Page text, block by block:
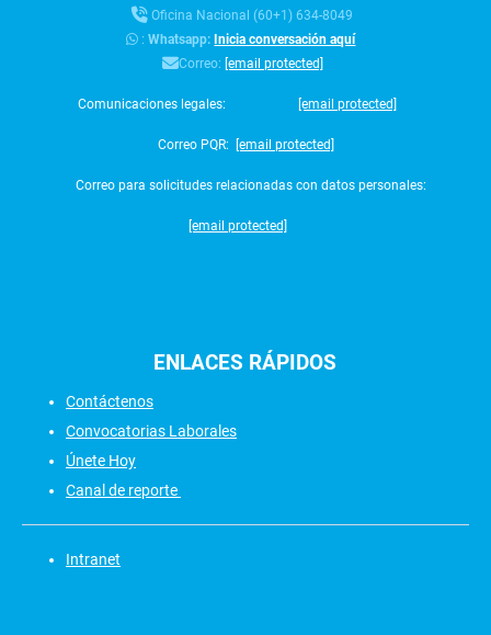
Oficina Nacional (60+1) 634-8049
:Whatsapp:Inicia conversación aquí
Correo: [email protected]
Comunicaciones legales: [email protected]
Correo PQR: [email protected]
Correo para solicitudes relacionadas con datos personales:
[email protected]
ENLACES RÁPIDOS
Contáctenos
Convocatorias Laborales
Únete Hoy
Canal de reporte
Intranet